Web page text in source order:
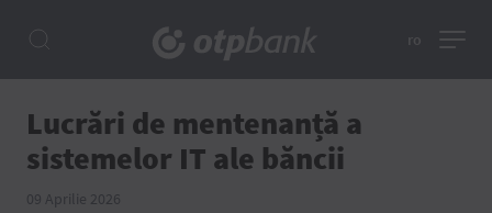
ro
Lucrări de mentenanță a
sistemelor IT ale băncii
09 Aprilie 2026